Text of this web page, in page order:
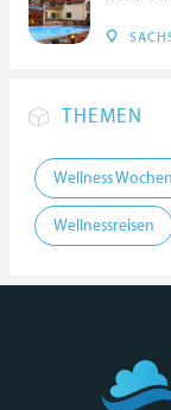
THEMEN
Wellness
Wellnessreisen